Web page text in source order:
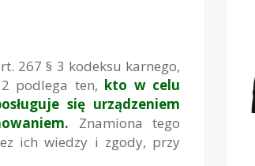
267 § 3 kodeksu karnego,
podlega ten, kto w celu
się urządzeniem
Znamiona tego
ich wiedzy i zgody, przy